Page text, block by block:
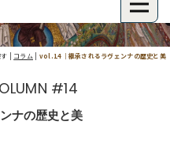
| コラム vol.14｜継承されるラヴェンナの歴史と美
#14
ナの歴史と美